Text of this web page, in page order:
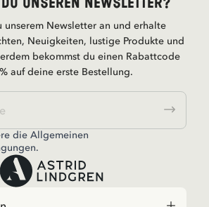
unserem Newsletter an und erhalte
Neuigkeiten, lustige Produkte und
bekommst du einen Rabattcode
auf deine erste Bestellung.
dieAllgemeinen